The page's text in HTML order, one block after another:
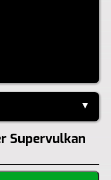
▼
Supervulkan